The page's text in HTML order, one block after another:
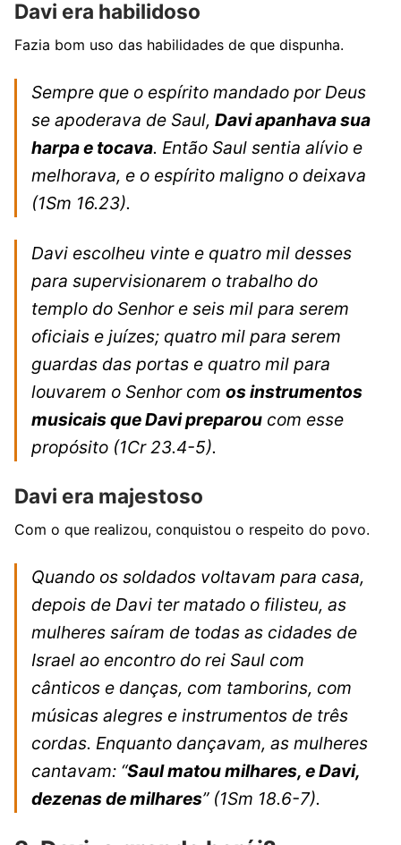
Davi era habilidoso
Fazia bom uso das habilidades de que dispunha.
Sempre que o espírito mandado por Deus
se apoderava de Saul, Davi apanhava sua
harpa e tocava. Então Saul sentia alívio e
melhorava, e o espírito maligno o deixava
(1Sm 16.23).
Davi escolheu vinte e quatro mil desses
para supervisionarem o trabalho do
templo do Senhor e seis mil para serem
oficiais e juízes; quatro mil para serem
guardas das portas e quatro mil para
louvarem o Senhor com os instrumentos
musicais que Davi preparou com esse
propósito (1Cr 23.4-5).
Davi era majestoso
Com o que realizou, conquistou o respeito do povo.
Quando os soldados voltavam para casa,
depois de Davi ter matado o filisteu, as
mulheres saíram de todas as cidades de
Israel ao encontro do rei Saul com
cânticos e danças, com tamborins, com
músicas alegres e instrumentos de três
cordas. Enquanto dançavam, as mulheres
cantavam: “Saul matou milhares, e Davi,
dezenas de milhares” (1Sm 18.6-7).